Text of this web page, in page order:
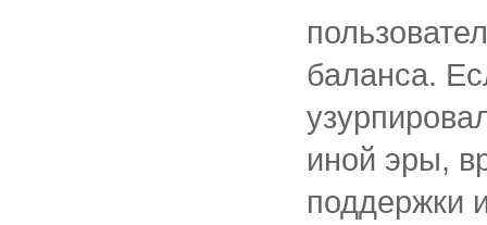
баланса.
иной эры,
поддержки